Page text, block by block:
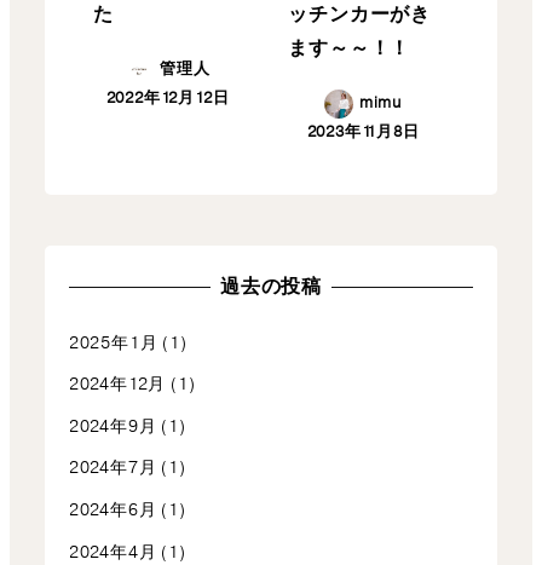
た
管理人
2022年12月12日
ッチンカーがき
ます～～！！
mimu
2023年11月8日
過去の投稿
2025年1月 (1)
2024年12月 (1)
2024年9月 (1)
2024年7月 (1)
2024年6月 (1)
2024年4月 (1)